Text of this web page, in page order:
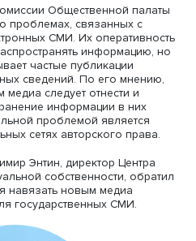
людей получать
о событиях в разных
там россияне лишены
о ситуации в России.
сегодня проблема
информации на русском
— считает она. По ее
на свободу информации.
с 1990-х годов. «Он не
для принципа свободы
— подытожила Татьяна